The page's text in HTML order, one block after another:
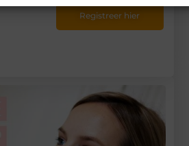
Registreer hier